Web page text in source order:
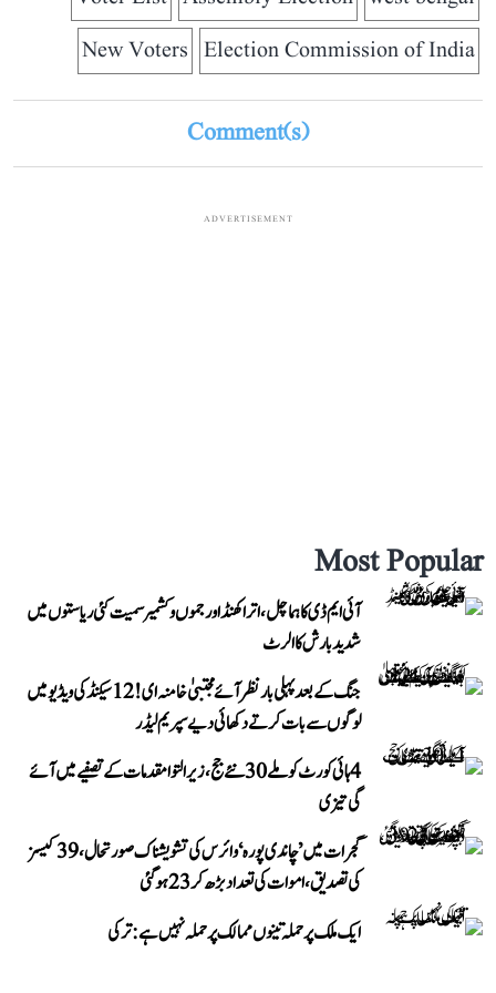
Election Commission of India
New Voters
Comment(s)
ADVERTISEMENT
Most Popular
آئی ایم ڈی کا ہماچل، اتراکھنڈ اور جموں و کشمیر سمیت کئی ریاستوں میں
شدید بارش کا الرٹ
جنگ کے بعد پہلی بار نظر آئے مجتبیٰ خامنہ ای! 12 سیکنڈ کی ویڈیو میں
لوگوں سے بات کرتے دکھائی دیے سپریم لیڈر
4 ہائی کورٹ کو ملے 30 نئے جج، زیر التوا مقدمات کے تصفیے میں آئے
گی تیزی
گجرات میں ’چاندی پورہ‘ وائرس کی تشویشناک صورتحال، 39 کیسز
کی تصدیق، اموات کی تعداد بڑھ کر 23 ہوگئی
ایک ملک پر حملہ تینوں ممالک پر حملہ نہیں ہے: ترکی